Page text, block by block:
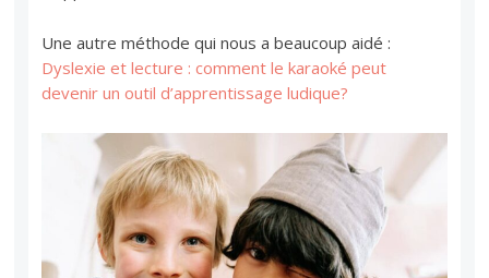
Une autre méthode qui nous a beaucoup aidé :
Dyslexie et lecture : comment le karaoké peut
devenir un outil d’apprentissage ludique?